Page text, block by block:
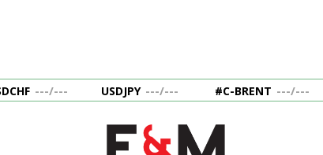
---/--- USDJPY ---/--- #C-BRENT ---/---